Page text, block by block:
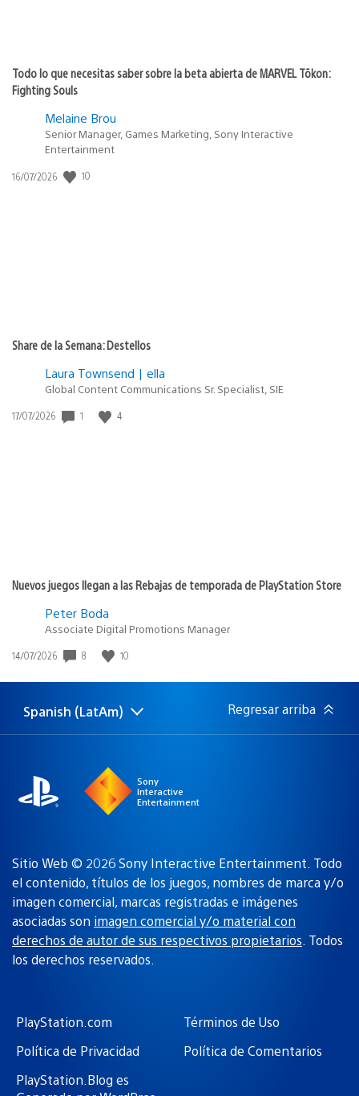
Todo lo que necesitas saber sobre la beta abierta de MARVEL Tōkon:
Fighting Souls
Melaine Brou
Senior Manager, Games Marketing, Sony Interactive
Entertainment
Fecha
16/07/2026 10
Share de la Semana: Destellos
Laura Townsend | ella
Global Content Communications Sr. Specialist, SIE
Fecha
17/07/2026 1 4
Nuevos juegos llegan a las Rebajas de temporada de PlayStation Store
Peter Boda
Associate Digital Promotions Manager
Fecha
publicación:
14/07/2026 8 10
Elige
una
Región
actual:
Spanish (LatAm) Regresar arriba
Sony
Interactive
Entertainment
Sitio Web © 2026 Sony Interactive Entertainment. Todo
el contenido, títulos de los juegos, nombres de marca y/o
imagen comercial, marcas registradas e imágenes
asociadas son imagen comercial y/o material con
derechos de autor de sus respectivos propietarios. Todos
los derechos reservados.
PlayStation.com
Términos de Uso
Política de Privacidad
Política de Comentarios
PlayStation.Blog es